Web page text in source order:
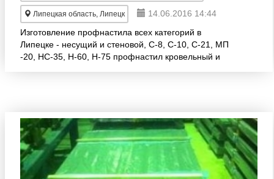
Липецкая область, Липецк
14.06.2016 14:44
Изготовление профнастила всех категорий в
Липецке - несущий и стеновой, С-8, С-10, С-21, МП
-20, НС-35, Н-60, Н-75 профнастил кровельный и